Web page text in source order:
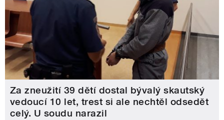
Za zneužití 39 dětí dostal bývalý skautský
vedoucí 10 let, trest si ale nechtěl odsedět
celý. U soudu narazil